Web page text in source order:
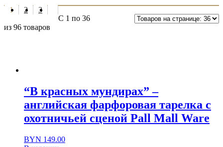
1 2
3
С 1 по 36
из 96 товаров
“В красных мундирах” –
английская фарфоровая тарелка с
охотничьей сценой Pall Mall Ware
BYN 149.00